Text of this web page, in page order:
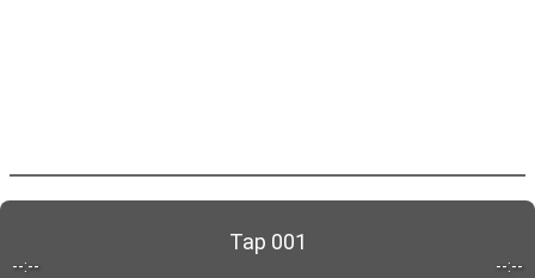
Tap 001
--:-- --:--